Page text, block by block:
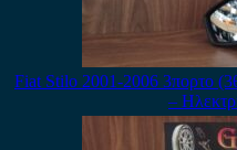
Fiat Stilo 2001-2006 3πορτο
–